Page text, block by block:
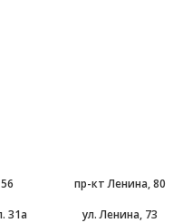
пр-кт Ленина, 80
31а ул. Ленина, 73